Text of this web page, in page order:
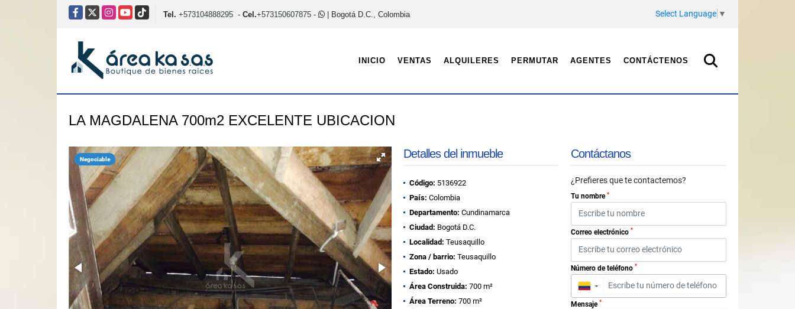
Facebook
X Instagram
YouTubeTikTok Tel. +573104888295 - Cel.+573150607875 - | Bogotá D.C., Colombia Select Language ▼
INICIO VENTAS ALQUILERES PERMUTAR AGENTES CONTÁCTENOS
LA MAGDALENA 700m2 EXCELENTE UBICACION
Negociable Detalles del inmueble
Código: 5136922
País: Colombia
Departamento: Cundinamarca
Ciudad: Bogotá D.C.
Localidad: Teusaquillo
Zona / barrio: Teusaquillo
Estado: Usado
Área Construida: 700 m²
Área Terreno: 700 m²
Contáctanos
¿Prefieres que te contactemos?
Tu nombre *
Correo electrónico *
Número de teléfono *
▼
Mensaje *